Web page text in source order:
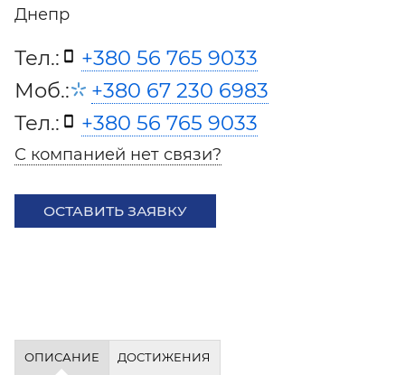
Днепр
Тел.:
+380 56 765 9033
Моб.:
+380 67 230 6983
Тел.:
+380 56 765 9033
С компанией нет связи?
ОСТАВИТЬ ЗАЯВКУ
ОПИСАНИЕ ДОСТИЖЕНИЯ